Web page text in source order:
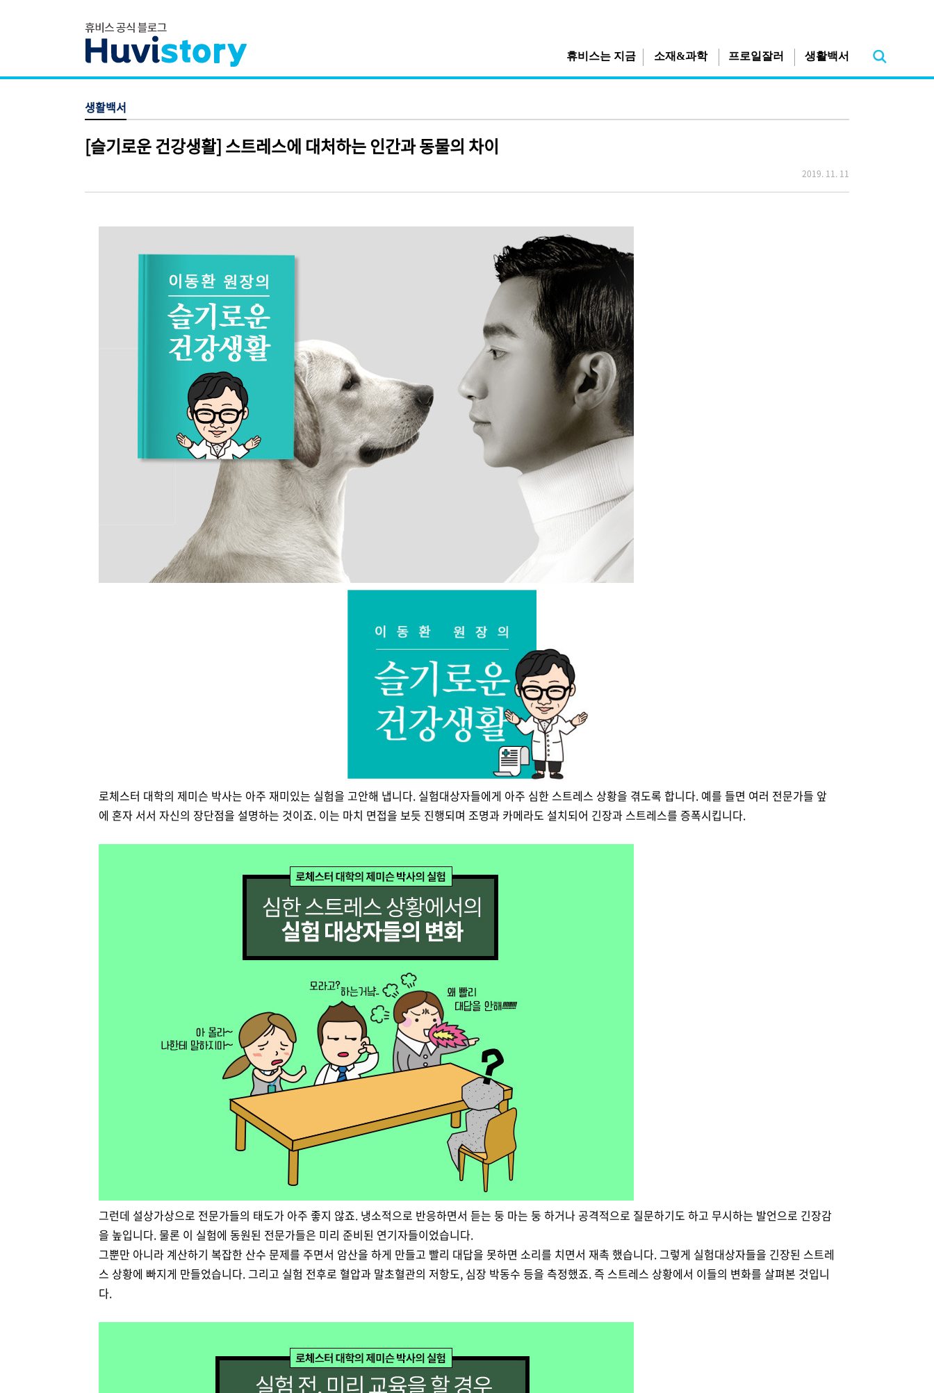
휴비스는 지금 소재&과학 프로일잘러 생활백서
생활백서
[슬기로운 건강생활] 스트레스에 대처하는 인간과 동물의 차이
2019. 11. 11
로체스터 대학의 제미슨 박사는 아주 재미있는 실험을 고안해 냅니다. 실험대상자들에게 아주 심한 스트레스 상황을 겪도록 합니다. 예를 들면 여러 전문가들 앞
에 혼자 서서 자신의 장단점을 설명하는 것이죠. 이는 마치 면접을 보듯 진행되며 조명과 카메라도 설치되어 긴장과 스트레스를 증폭시킵니다.
그런데 설상가상으로 전문가들의 태도가 아주 좋지 않죠. 냉소적으로 반응하면서 듣는 둥 마는 둥 하거나 공격적으로 질문하기도 하고 무시하는 발언으로 긴장감
을 높입니다. 물론 이 실험에 동원된 전문가들은 미리 준비된 연기자들이었습니다.
그뿐만 아니라 계산하기 복잡한 산수 문제를 주면서 암산을 하게 만들고 빨리 대답을 못하면 소리를 치면서 재촉 했습니다. 그렇게 실험대상자들을 긴장된 스트레
스 상황에 빠지게 만들었습니다. 그리고 실험 전후로 혈압과 말초혈관의 저항도, 심장 박동수 등을 측정했죠. 즉 스트레스 상황에서 이들의 변화를 살펴본 것입니
다.